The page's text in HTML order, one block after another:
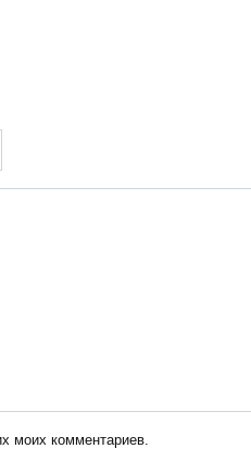
моих комментариев.